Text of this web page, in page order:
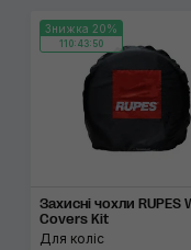
Знижка 20%
110:43:50
Захисні чохли RUPES
Covers Kit
Для коліс